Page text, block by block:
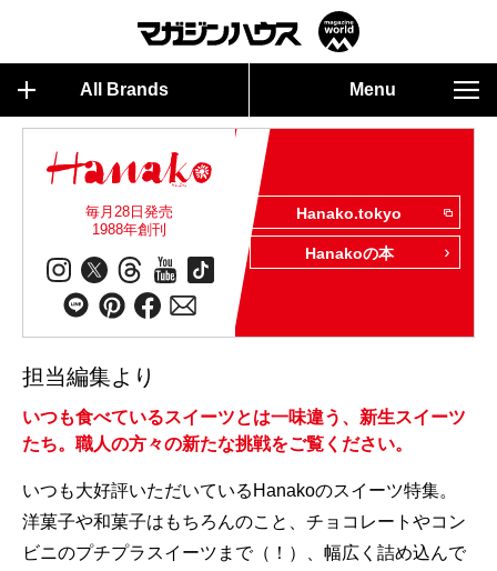
All Brands Menu
毎月28日発売
1988年創刊
Hanako.tokyo
Hanakoの本
担当編集より
いつも食べているスイーツとは一味違う、新生スイーツ
たち。職人の方々の新たな挑戦をご覧ください。
いつも大好評いただいているHanakoのスイーツ特集。
洋菓子や和菓子はもちろんのこと、チョコレートやコン
ビニのプチプラスイーツまで（！）、幅広く詰め込んで